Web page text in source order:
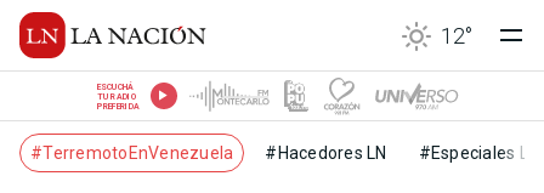
12°
ESCUCHÁ
TU RADIO
PREFERIDA
#TerremotoEnVenezuela #Hacedores LN #Especiales LN